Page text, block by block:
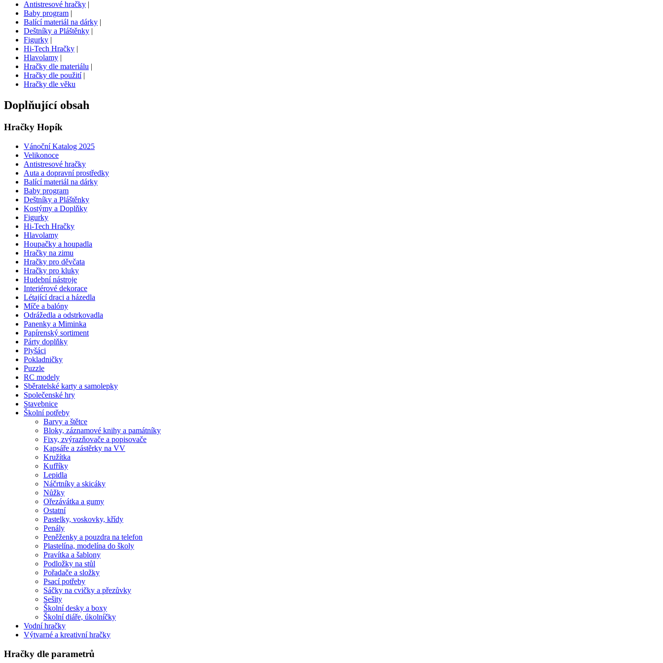
Antistresové hračky |
Baby program |
Balící materiál na dárky |
Deštníky a Pláštěnky |
Figurky |
Hi-Tech Hračky |
Hlavolamy |
Hračky dle materiálu |
Hračky dle použití|
Hračky dle věku
Doplňující obsah
Hračky Hopík
Vánoční Katalog 2025
Velikonoce
Antistresové hračky
Auta a dopravní prostředky
Balící materiál na dárky
Baby program
Deštníky a Pláštěnky
Kostýmy a Doplňky
Figurky
Hi-Tech Hračky
Hlavolamy
Houpačky a houpadla
Hračky na zimu
Hračky pro děvčata
Hračky pro kluky
Hudební nástroje
Interiérové dekorace
Létající draci a házedla
Míče a balóny
Odrážedla a odstrkovadla
Panenky a Miminka
Papírenský sortiment
Párty doplňky
Plyšáci
Pokladničky
Puzzle
RC modely
Sběratelské karty a samolepky
Společenské hry
Stavebnice
Školní potřeby
Barvy a štětce
Bloky, záznamové knihy a památníky
Fixy, zvýrazňovače a popisovače
Kapsáře a zástěrky na VV
Kružítka
Kufříky
Lepidla
Náčrtníky a skicáky
Nůžky
Ořezávátka a gumy
Ostatní
Pastelky, voskovky, křídy
Penály
Peněženky a pouzdra na telefon
Plastelína, modelína do školy
Pravítka a šablony
Podložky na stůl
Pořadače a složky
Psací potřeby
Sáčky na cvičky a přezůvky
Sešity
Školní desky a boxy
Školní diáře, úkolníčky
Vodní hračky
Výtvarné a kreativní hračky
Hračky dle parametrů